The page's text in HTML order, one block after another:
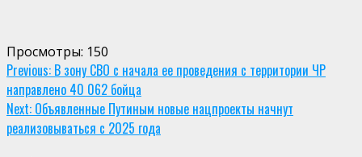
Просмотры: 150
Continue
Reading
Previous: В зону СВО с начала ее проведения с территории ЧР
направлено 40 062 бойца
Next: Объявленные Путиным новые нацпроекты начнут
реализовываться с 2025 года